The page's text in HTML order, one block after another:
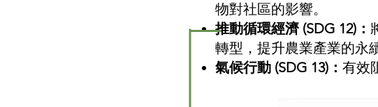
物對社區的影響。
推動循環經濟 (SDG 12)：
轉型，提升農業產業的永
氣候行動 (SDG 13)： 有效